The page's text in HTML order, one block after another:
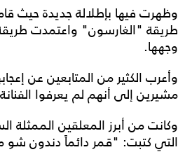
وظهرت فيها بإطلالة جديدة
طريقة "الغارسون" واعتمدت
وجهها.
وأعرب الكثير من المتابعين عن
مشيرين إلى أنهم لم يعرفوا
وكانت من أبرز المعلقين
التي كتبت: "قمر دائماً دندون